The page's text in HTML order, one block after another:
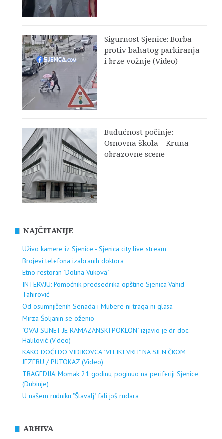
Sigurnost Sjenice: Borba
protiv bahatog parkiranja
i brze vožnje (Video)
Budućnost počinje:
Osnovna škola – Kruna
obrazovne scene
NAJČITANIJE
Uživo kamere iz Sjenice - Sjenica city live stream
Brojevi telefona izabranih doktora
Etno restoran "Dolina Vukova"
INTERVJU: Pomoćnik predsednika opštine Sjenica Vahid
Tahirović
Od osumnjičenih Senada i Mubere ni traga ni glasa
Mirza Šoljanin se oženio
"OVAJ SUNET JE RAMAZANSKI POKLON" izjavio je dr doc.
Halilović (Video)
KAKO DOĆI DO VIDIKOVCA "VELIKI VRH" NA SJENIČKOM
JEZERU / PUTOKAZ (Video)
TRAGEDIJA: Momak 21 godinu, poginuo na periferiji Sjenice
(Dubinje)
U našem rudniku "Štavalj" fali još rudara
ARHIVA